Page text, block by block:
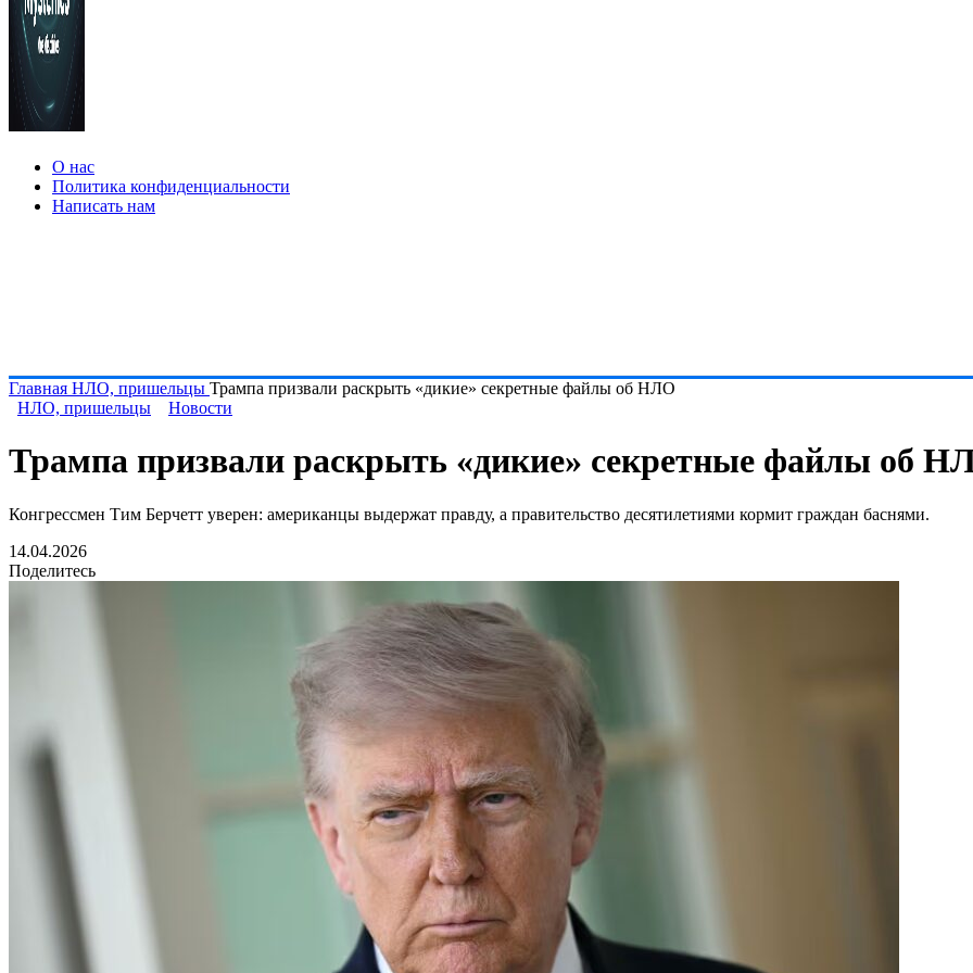
О нас
Политика конфиденциальности
Написать нам
Главная НЛО, пришельцы Трампа призвали раскрыть «дикие» секретные файлы об НЛО
НЛО, пришельцы
Новости
Трампа призвали раскрыть «дикие» секретные файлы об
Конгрессмен Тим Берчетт уверен: американцы выдержат правду, а правительство десятилетиями кормит граждан баснями.
14.04.2026
Поделитесь